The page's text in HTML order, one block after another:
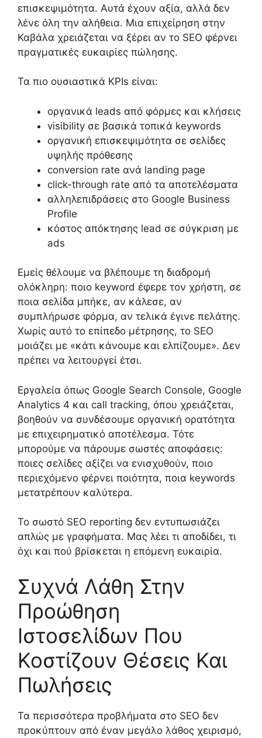
επισκεψιμότητα. Αυτά έχουν αξία, αλλά δεν
λένε όλη την αλήθεια. Μια επιχείρηση στην
Καβάλα χρειάζεται να ξέρει αν το SEO φέρνει
πραγματικές ευκαιρίες πώλησης.
Τα πιο ουσιαστικά KPIs είναι:
οργανικά leads από φόρμες και κλήσεις
visibility σε βασικά τοπικά keywords
οργανική επισκεψιμότητα σε σελίδες
υψηλής πρόθεσης
conversion rate ανά landing page
click-through rate από τα αποτελέσματα
αλληλεπιδράσεις στο Google Business
Profile
κόστος απόκτησης lead σε σύγκριση με
ads
Εμείς θέλουμε να βλέπουμε τη διαδρομή
ολόκληρη: ποιο keyword έφερε τον χρήστη, σε
ποια σελίδα μπήκε, αν κάλεσε, αν
συμπλήρωσε φόρμα, αν τελικά έγινε πελάτης.
Χωρίς αυτό το επίπεδο μέτρησης, το SEO
μοιάζει με «κάτι κάνουμε και ελπίζουμε». Δεν
πρέπει να λειτουργεί έτσι.
Εργαλεία όπως Google Search Console, Google
Analytics 4 και call tracking, όπου χρειάζεται,
βοηθούν να συνδέσουμε οργανική ορατότητα
με επιχειρηματικό αποτέλεσμα. Τότε
μπορούμε να πάρουμε σωστές αποφάσεις:
ποιες σελίδες αξίζει να ενισχυθούν, ποιο
περιεχόμενο φέρνει ποιότητα, ποια keywords
μετατρέπουν καλύτερα.
Το σωστό SEO reporting δεν εντυπωσιάζει
απλώς με γραφήματα. Μας λέει τι αποδίδει, τι
όχι και πού βρίσκεται η επόμενη ευκαιρία.
Συχνά Λάθη Στην
Προώθηση
Ιστοσελίδων Που
Κοστίζουν Θέσεις Και
Πωλήσεις
Τα περισσότερα προβλήματα στο SEO δεν
προκύπτουν από έναν μεγάλο λάθος χειρισμό,